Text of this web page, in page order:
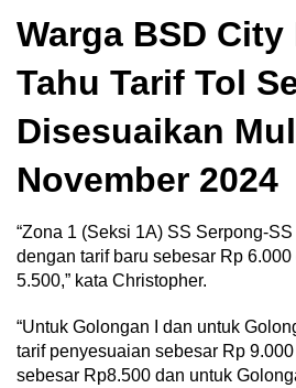
Warga BSD City
Tahu Tarif Tol
Disesuaikan
November 2024
“Zona 1 (Seksi 1A) SS Serpong-
dengan tarif baru sebesar Rp
5.500,” kata Christopher.
“Untuk Golongan I dan untuk
tarif penyesuaian sebesar Rp
sebesar Rp8.500 dan untuk